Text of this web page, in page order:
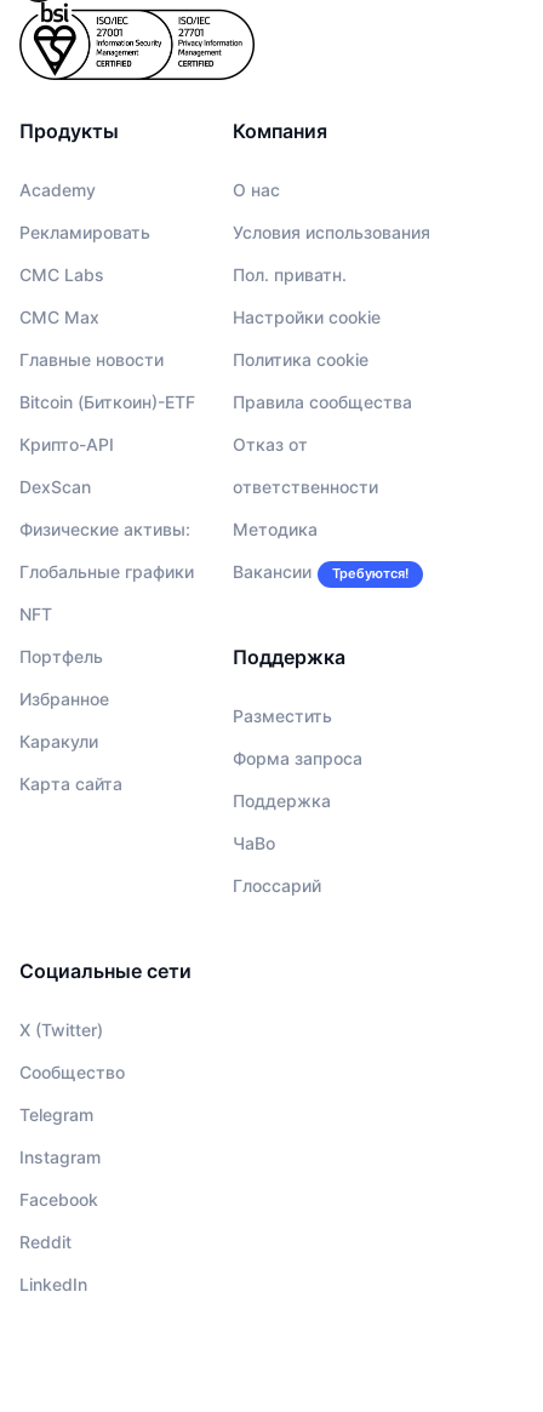
Продукты
Academy
Рекламировать
CMC Labs
CMC Max
Главные новости
Bitcoin (Биткоин)-ETF
Крипто-API
DexScan
Физические активы:
Глобальные графики
NFT
Портфель
Избранное
Каракули
Карта сайта
Компания
О нас
Условия использования
Пол. приватн.
Настройки cookie
Политика cookie
Правила сообщества
Отказ от
ответственности
Методика
Вакансии Требуются!
Поддержка
Разместить
Форма запроса
Поддержка
ЧаВо
Глоссарий
Социальные сети
X (Twitter)
Сообщество
Telegram
Instagram
Facebook
Reddit
LinkedIn